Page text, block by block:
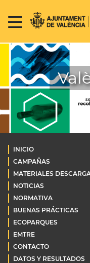
INICIO
CAMPAÑAS
MATERIALES
NOTICIAS
NORMATIVA
BUENAS PRÁCTICAS
ECOPARQUES
EMTRE
CONTACTO
DATOS Y RESULTADOS